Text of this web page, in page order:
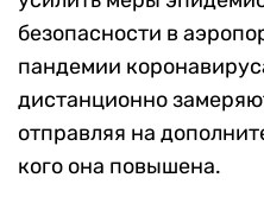
безопасности в
пандемии
дистанционно
отправляя на
кого она повышена.